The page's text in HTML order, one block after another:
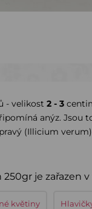
- velikost 2 - 3
anýz. Jsou
(Illicium
je zařazen
květiny